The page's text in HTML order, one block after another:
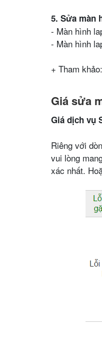
5. Sửa màn
- Màn hình
- Màn hình
+ Tham
Giá sửa
Giá dịch vụ
Riêng với
vui lòng
xác nhất.